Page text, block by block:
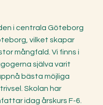
i centrala Göteborg
vilket skapar
mångfald. Vi finns i
själva varit
bästa möjliga
Skolan har
idag årskurs F-6.